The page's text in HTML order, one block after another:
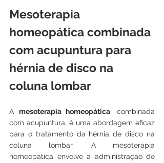
Mesoterapia
homeopática combinada
com acupuntura para
hérnia de disco na
coluna lombar
A mesoterapia homeopática, combinada
com acupuntura, é uma abordagem eficaz
para o tratamento da hérnia de disco na
coluna lombar. A mesoterapia
homeopática envolve a administração de